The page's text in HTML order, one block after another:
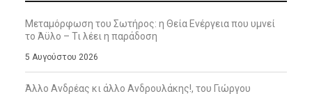
Μεταμόρφωση του Σωτήρος: η Θεία Ενέργεια που υμνεί
το Άϋλο – Τι λέει η παράδοση
5 Αυγούστου 2026
Άλλο Ανδρέας κι άλλο Ανδρουλάκης!, του Γιώργου